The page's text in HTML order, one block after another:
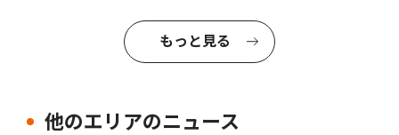
もっと見る
他のエリアのニュース